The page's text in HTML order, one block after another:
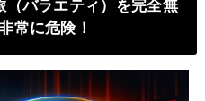
バラエティ）を完全無
常に危険！